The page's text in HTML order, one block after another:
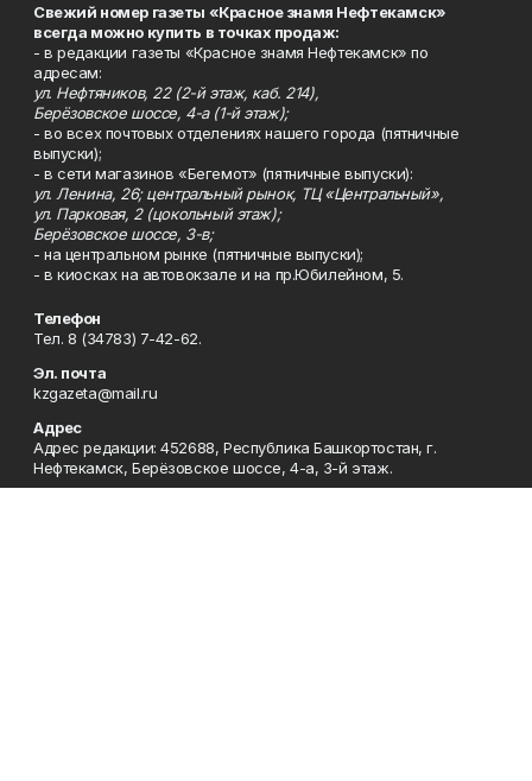
Свежий номер газеты «Красное знамя Нефтекамск»
всегда можно купить в точках продаж:
- в редакции газеты «Красное знамя Нефтекамск» по
адресам:
ул. Нефтяников, 22 (2-й этаж, каб. 214),
Берёзовское шоссе, 4-а (1-й этаж);
- во всех почтовых отделениях нашего города (пятничные
выпуски);
- в сети магазинов «Бегемот» (пятничные выпуски):
ул. Ленина, 26; центральный рынок, ТЦ «Центральный»,
ул. Парковая, 2 (цокольный этаж);
Берёзовское шоссе, 3-в;
- на центральном рынке (пятничные выпуски);
- в киосках на автовокзале и на пр.Юбилейном, 5.
Телефон
Тел. 8 (34783) 7-42-62.
Эл. почта
kzgazeta@mail.ru
Адрес
Адрес редакции: 452688, Республика Башкортостан, г.
Нефтекамск, Берёзовское шоссе, 4-а, 3-й этаж.